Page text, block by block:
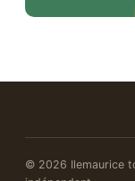
© 2026 Ilemaurice